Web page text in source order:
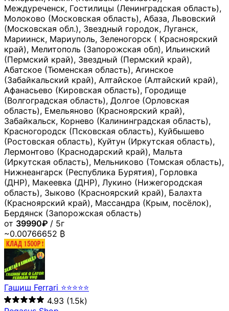
Междуреченск, Гостилицы (Ленинградская область),
Молоково (Московская область), Абаза, Львовский
(Московская обл.), Звездный городок, Луганск,
Мариинск, Мариуполь, Зеленогорск ( Красноярский
край), Мелитополь (Запорожская обл), Ильинский
(Пермский край), Звездный (Пермский край),
Абатское (Тюменская область), Агинское
(Забайкальский край), Алтайское (Алтайский край),
Афанасьево (Кировская область), Городище
(Волгоградская область), Долгое (Орловская
область), Емельяново (Красноярский край),
Забайкальск, Корнево (Калининградская область),
Красногородск (Псковская область), Куйбышево
(Ростовская область), Куйтун (Иркутская область),
Лермонтово (Краснодарский край), Мальта
(Иркутская область), Мельниково (Томская область),
Нижнеангарск (Республика Бурятия), Горловка
(ДНР), Макеевка (ДНР), Лукино (Нижегородская
область), Зыково (Красноярский край), Балахта
(Красноярский край), Массандра (Крым, посёлок),
Бердянск (Запорожская область)
от 39990₽ / 5г
~0.00766652 ₿
Гашиш Ferrari ⭐⭐⭐⭐⭐
4.93 (1.5k)